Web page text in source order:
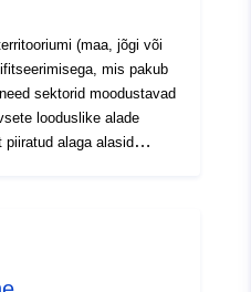
(maa, jõgi või
mis pakub
sektorid moodustavad
looduslike alade
piiratud alaga alasid
Need alad on
või